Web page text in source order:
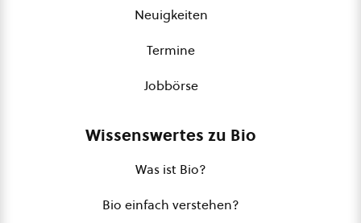
Neuigkeiten
Termine
Jobbörse
Wissenswertes zu Bio
Was ist Bio?
Bio einfach verstehen?